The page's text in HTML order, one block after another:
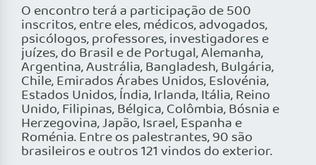
O encontro terá a participação de 500
inscritos, entre eles, médicos, advogados,
psicólogos, professores, investigadores e
juízes, do Brasil e de Portugal, Alemanha,
Argentina, Austrália, Bangladesh, Bulgária,
Chile, Emirados Árabes Unidos, Eslovénia,
Estados Unidos, Índia, Irlanda, Itália, Reino
Unido, Filipinas, Bélgica, Colômbia, Bósnia e
Herzegovina, Japão, Israel, Espanha e
Roménia. Entre os palestrantes, 90 são
brasileiros e outros 121 vindos do exterior.